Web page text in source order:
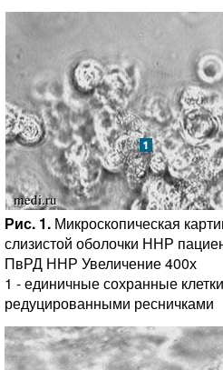
Рис. 1. Микроскопическая
слизистой оболочки ННР
ПвРД ННР Увеличение 400х
1 - единичные сохранные
редуцированными ресничками